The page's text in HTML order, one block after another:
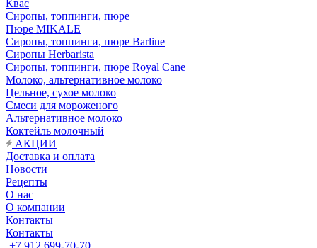
Квас
Сиропы, топпинги, пюре
Пюре MIKALE
Сиропы, топпинги, пюре Barline
Сиропы Herbarista
Сиропы, топпинги, пюре Royal Cane
Молоко, альтернативное молоко
Цельное, сухое молоко
Смеси для мороженого
Альтернативное молоко
Коктейль молочный
АКЦИИ
Доставка и оплата
Новости
Рецепты
О нас
О компании
Контакты
Контакты
+7 912 699-70-70